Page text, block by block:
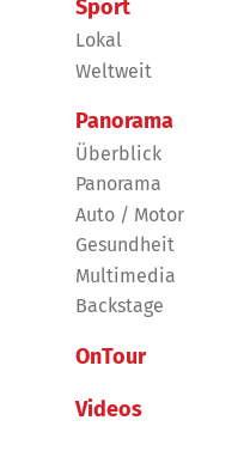
Sport
Lokal
Weltweit
Panorama
Überblick
Panorama
Auto / Motor
Gesundheit
Multimedia
Backstage
OnTour
Videos